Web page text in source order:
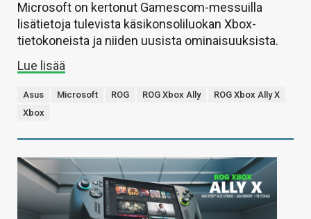
Microsoft on kertonut Gamescom-messuilla
lisätietoja tulevista käsikonsoliluokan Xbox-
tietokoneista ja niiden uusista ominaisuuksista.
Lue lisää
Asus Microsoft ROG ROG Xbox Ally
ROG Xbox Ally X
Xbox